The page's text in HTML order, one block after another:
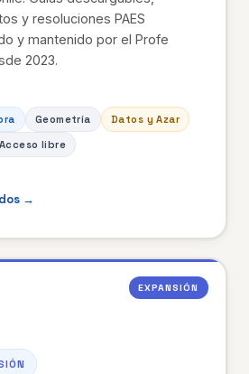
y resoluciones PAES
y mantenido por el Profe
2023.
Geometría
Datos y Azar
Acceso libre
→
EXPANSIÓN